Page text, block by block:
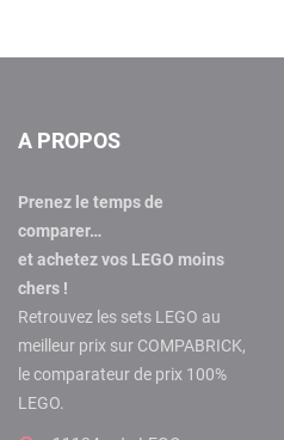
A PROPOS
Prenez le temps de
comparer…
et achetez vos LEGO moins
chers !
Retrouvez les sets LEGO au
meilleur prix sur COMPABRICK,
le comparateur de prix 100%
LEGO.